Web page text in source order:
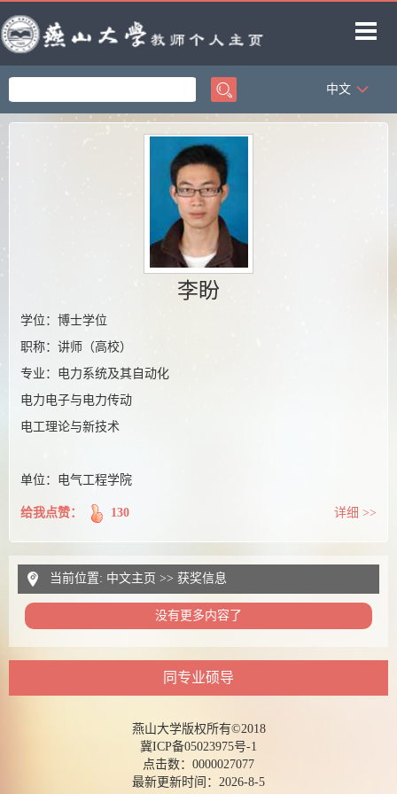
首页
科学研究
中文
李盼
学位：博士学位
职称：讲师（高校）
专业：电力系统及其自动化
电力电子与电力传动
电工理论与新技术
单位：电气工程学院
给我点赞： 130 详细 >>
当前位置: 中文主页 >> 获奖信息
没有更多内容了
同专业硕导
燕山大学版权所有©2018
冀ICP备05023975号-1
点击数： 0000027077
最新更新时间： 2026-8-5